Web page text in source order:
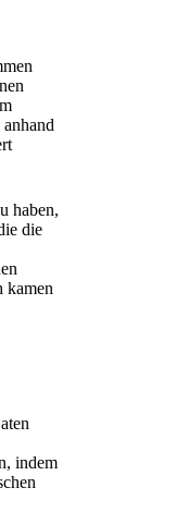
haben,
die
kamen
indem